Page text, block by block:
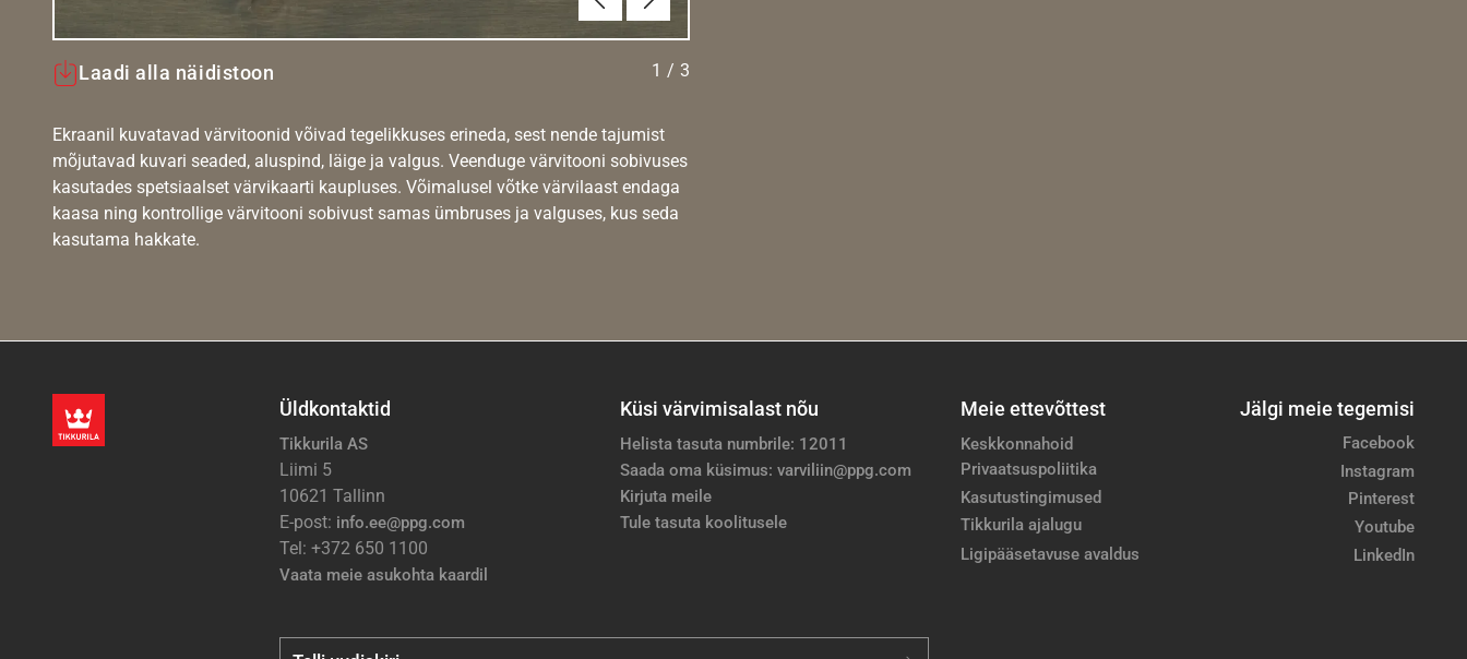
Laadi alla näidistoon 1 / 3
Ekraanil kuvatavad värvitoonid võivad tegelikkuses erineda, sest nende tajumist
mõjutavad kuvari seaded, aluspind, läige ja valgus. Veenduge värvitooni sobivuses
kasutades spetsiaalset värvikaarti kaupluses. Võimalusel võtke värvilaast endaga
kaasa ning kontrollige värvitooni sobivust samas ümbruses ja valguses, kus seda
kasutama hakkate.
Üldkontaktid
Tikkurila AS
Liimi 5
10621 Tallinn
E-post: info.ee@ppg.com
Tel: +372 650 1100
Vaata meie asukohta kaardil
Küsi värvimisalast nõu
Helista tasuta numbrile: 12011
Saada oma küsimus: varviliin@ppg.com
Kirjuta meile
Tule tasuta koolitusele
Meie ettevõttest
Keskkonnahoid
Privaatsuspoliitika
Kasutustingimused
Tikkurila ajalugu
Ligipääsetavuse avaldus
Jälgi meie tegemisi
Facebook
Instagram
Pinterest
Youtube
LinkedIn